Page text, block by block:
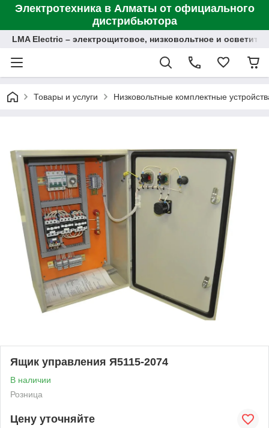
Электротехника в Алматы от официального
дистрибьютора
LMA Electric – электрощитовое, низковольтное и
Товары и услуги Низковольтные комплектные
Ящик управления Я5115-2074
В наличии
Розница
Цену уточняйте